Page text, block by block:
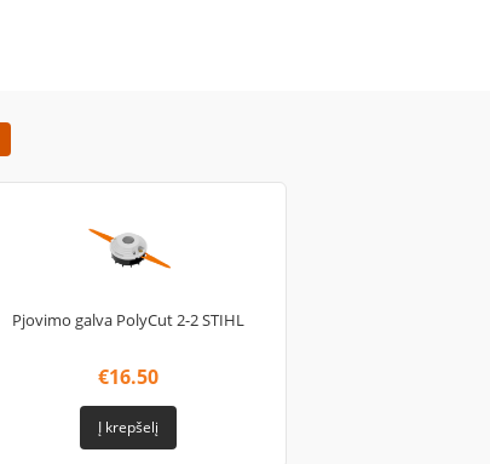
Pjovimo galva PolyCut 2-2 STIHL
€16.50
Į krepšelį